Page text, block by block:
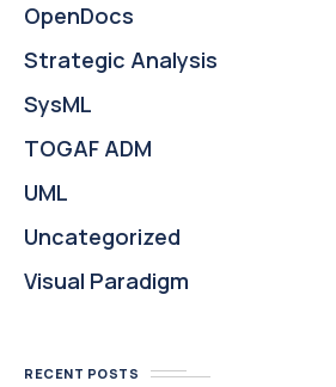
OpenDocs
Strategic Analysis
SysML
TOGAF ADM
UML
Uncategorized
Visual Paradigm
RECENT POSTS